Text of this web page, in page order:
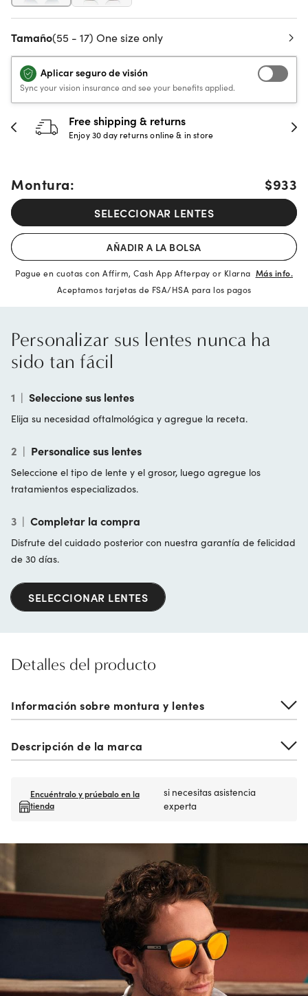
Tamaño(55 - 17) One size only
Aplicar seguro de visión
Sync your vision insurance and see your benefits applied.
30-day happiness guarantee
Full refund or replacement within 30 days
Montura: $933
SELECCIONAR LENTES
AÑADIR A LA BOLSA
Pague en cuotas con Affirm, Cash App Afterpay or Klarna Más info.
Aceptamos tarjetas de FSA/HSA para los pagos
Personalizar sus lentes nunca ha
sido tan fácil
1 | Seleccione sus lentes
Elija su necesidad oftalmológica y agregue la receta.
2 | Personalice sus lentes
Seleccione el tipo de lente y el grosor, luego agregue los
tratamientos especializados.
3 | Completar la compra
Disfrute del cuidado posterior con nuestra garantía de felicidad
de 30 días.
SELECCIONAR LENTES
Detalles del producto
Información sobre montura y lentes
Descripción de la marca
Encuéntralo y prúebalo en la
tienda
si necesitas asistencia
experta